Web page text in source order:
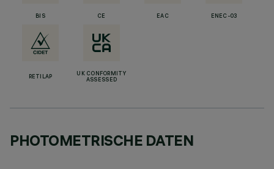
BIS CE EAC ENEC-03
RETILAP
UK CONFORMITY
ASSESSED
PHOTOMETRISCHE DATEN